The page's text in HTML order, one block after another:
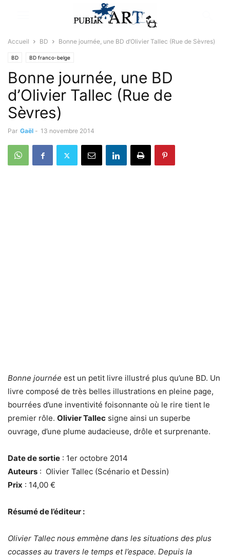
Accueil BD Bonne journée, une BD d’Olivier Tallec (Rue de Sèvres)
BD BD franco-belge
Bonne journée, une BD
d’Olivier Tallec (Rue de
Sèvres)
Par Gaël - 13 novembre 2014
Bonne journée est un petit livre illustré plus qu’une BD. Un
livre composé de très belles illustrations en pleine page,
bourrées d’une inventivité foisonnante où le rire tient le
premier rôle. Olivier Tallec signe ainsi un superbe
ouvrage, d’une plume audacieuse, drôle et surprenante.
Date de sortie : 1er octobre 2014
Auteurs : Olivier Tallec (Scénario et Dessin)
Prix : 14,00 €
Résumé de l’éditeur :
Olivier Tallec nous emmène dans les situations des plus
cocasses au travers le temps et l’espace. Depuis la